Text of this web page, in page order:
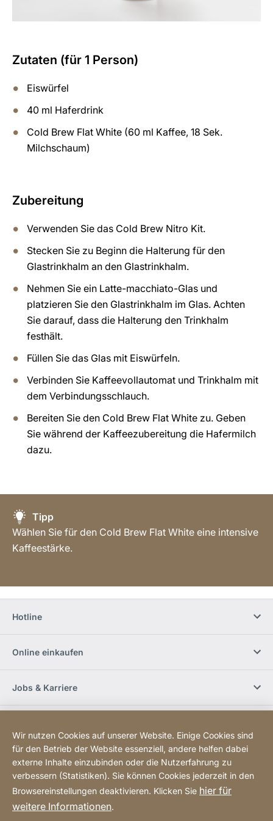
Zutaten (für 1 Person)
Eiswürfel
40 ml Haferdrink
Cold Brew Flat White (60 ml Kaffee, 18 Sek.
Milchschaum)
Zubereitung
Verwenden Sie das Cold Brew Nitro Kit.
Stecken Sie zu Beginn die Halterung für den
Glastrinkhalm an den Glastrinkhalm.
Nehmen Sie ein Latte-macchiato-Glas und
platzieren Sie den Glastrinkhalm im Glas. Achten
Sie darauf, dass die Halterung den Trinkhalm
festhält.
Füllen Sie das Glas mit Eiswürfeln.
Verbinden Sie Kaffeevollautomat und Trinkhalm mit
dem Verbindungsschlauch.
Bereiten Sie den Cold Brew Flat White zu. Geben
Sie während der Kaffeezubereitung die Hafermilch
dazu.
Tipp
Wählen Sie für den Cold Brew Flat White eine intensive
Kaffeestärke.
Hotline
Online einkaufen
Jobs & Karriere
Social Media
Newsletter bestellen
Wir nutzen Cookies auf unserer Website. Einige Cookies sind
für den Betrieb der Website essenziell, andere helfen dabei
externe Inhalte einzubinden oder die Nutzerfahrung zu
verbessern (Statistiken). Sie können Cookies jederzeit in den
Browsereinstellungen deaktivieren. Klicken Sie hier für
weitere Informationen.